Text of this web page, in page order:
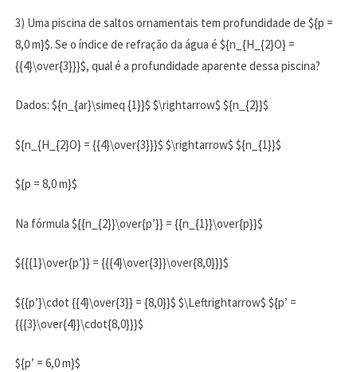
3) Uma piscina de saltos ornamentais tem profundidade de ${p =
8,0 m}$. Se o índice de refração da água é ${n_{H_{2}O} =
{{4}\over{3}}}$, qual é a profundidade aparente dessa piscina?
Dados: ${n_{ar}\simeq {1}}$ $\rightarrow$ ${n_{2}}$
${n_{H_{2}O} = {{4}\over{3}}}$ $\rightarrow$ ${n_{1}}$
${p = 8,0 m}$
Na fórmula ${{n_{2}}\over{p’}} = {{n_{1}}\over{p}}$
${{{1}\over{p’}} = {{{4}\over{3}}\over{8,0}}}$
${{p’}\cdot {{4}\over{3}} = {8,0}}$ $\Leftrightarrow$ ${p’ =
{{{3}\over{4}}\cdot{8,0}}}$
${p’ = 6,0 m}$